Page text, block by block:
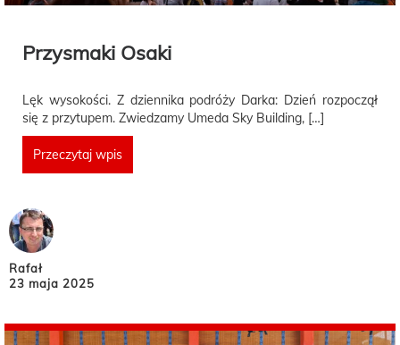
Przysmaki Osaki
Lęk wysokości. Z dziennika podróży Darka: Dzień rozpoczął
się z przytupem. Zwiedzamy Umeda Sky Building, […]
Przeczytaj wpis
Rafał
23 maja 2025